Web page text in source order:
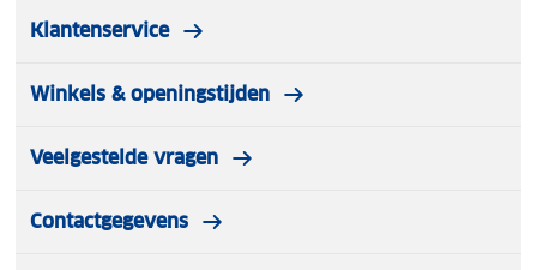
Klantenservice
Winkels & openingstijden
Veelgestelde vragen
Contactgegevens